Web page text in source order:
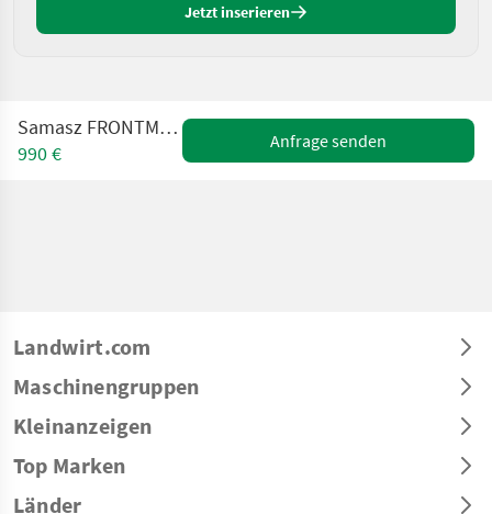
Jetzt inserieren
Samasz FRONTMÄHWERK 2.65m
990 €
Anfrage senden
Landwirt.com
Maschinengruppen
Kleinanzeigen
Top Marken
Länder